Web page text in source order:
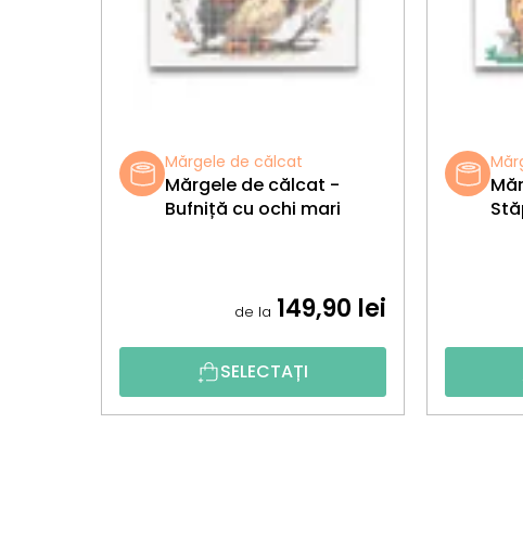
Mărgele de călcat
Mărgele de călcat -
Bufniță cu ochi mari
de la 149,90 lei
SELECTAȚI